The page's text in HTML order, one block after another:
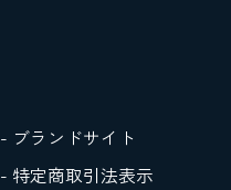
- ブランドサイト
- 特定商取引法表示